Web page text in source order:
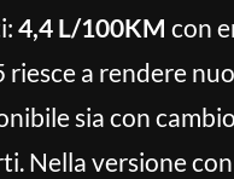
4,4 L/100KM con
a rendere
sia con
Nella versione